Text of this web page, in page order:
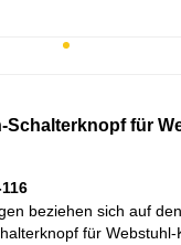
Schalterknopf für
beziehen sich auf den
für